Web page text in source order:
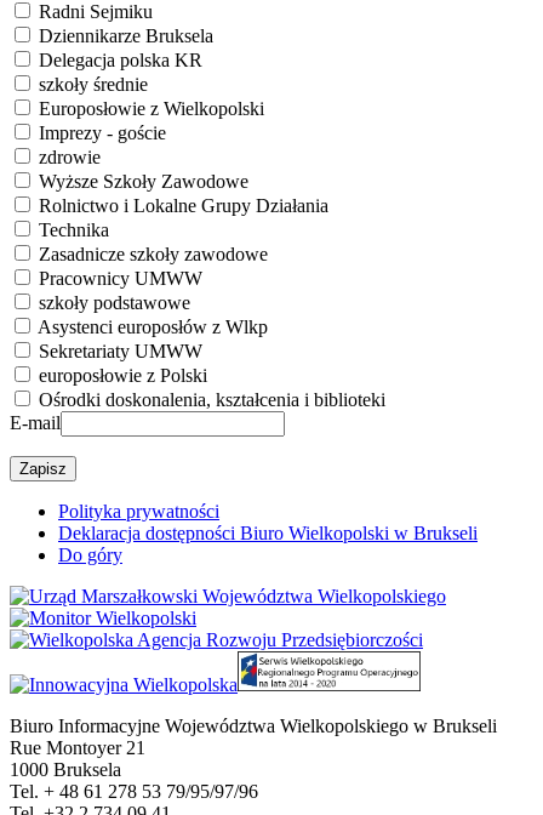
Radni Sejmiku
Dziennikarze Bruksela
Delegacja polska KR
szkoły średnie
Europosłowie z Wielkopolski
Imprezy - goście
zdrowie
Wyższe Szkoły Zawodowe
Rolnictwo i Lokalne Grupy Działania
Technika
Zasadnicze szkoły zawodowe
Pracownicy UMWW
szkoły podstawowe
Asystenci europosłów z Wlkp
Sekretariaty UMWW
europosłowie z Polski
Ośrodki doskonalenia, kształcenia i biblioteki
E-mail
Polityka prywatności
Deklaracja dostępności Biuro Wielkopolski w Brukseli
Do góry
Biuro Informacyjne Województwa Wielkopolskiego w Brukseli
Rue Montoyer 21
1000 Bruksela
Tel. + 48 61 278 53 79/95/97/96